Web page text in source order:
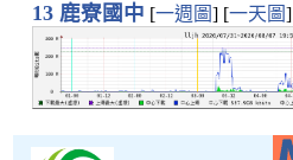
13 鹿寮國中 [一週圖] [一天圖]